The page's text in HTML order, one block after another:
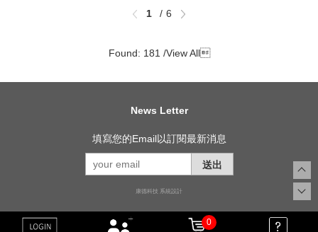
1 6
Found: 181 /View All
News Letter
填寫您的Email以訂閱最新消息
送出
康德科技 系統設計
0